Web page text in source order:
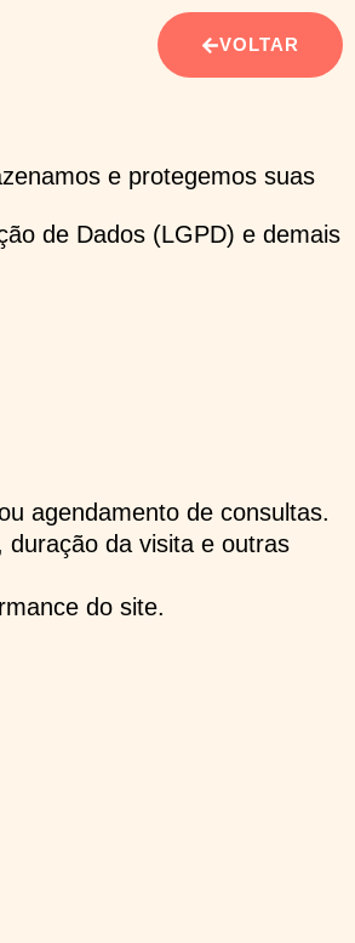
VOLTAR
e protegemos suas
de Dados (LGPD) e demais
agendamento de consultas.
duração da visita e outras
do site.